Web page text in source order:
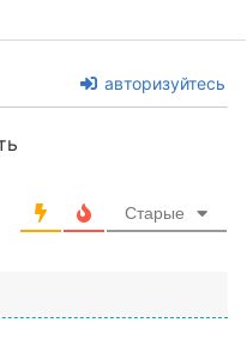
авторизуйтесь
Старые